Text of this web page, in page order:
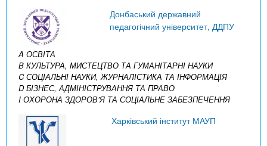
Донбаський державний
педагогічний університет, ДДПУ
A ОСВІТА
B КУЛЬТУРА, МИСТЕЦТВО ТА ГУМАНІТАРНІ НАУКИ
C СОЦІАЛЬНІ НАУКИ, ЖУРНАЛІСТИКА ТА ІНФОРМАЦІЯ
D БІЗНЕС, АДМІНІСТРУВАННЯ ТА ПРАВО
I ОХОРОНА ЗДОРОВ’Я ТА СОЦІАЛЬНЕ ЗАБЕЗПЕЧЕННЯ
Харківський інститут МАУП